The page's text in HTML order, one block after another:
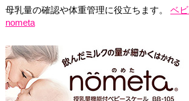
母乳量の確認や体重管理に役立ちます。 ベ
nometa